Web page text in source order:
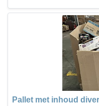
Pallet met inhoud